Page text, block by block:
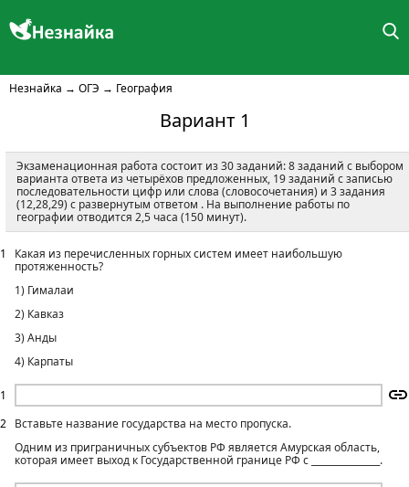
Незнайка → ОГЭ → География
Вариант 1
Экзаменационная работа состоит из 30 заданий: 8 заданий с выбором
варианта ответа из четырёхов предложенных, 19 заданий с записью
последовательности цифр или слова (словосочетания) и 3 задания
(12,28,29) с развернутым ответом . На выполнение работы по
географии отводится 2,5 часа (150 минут).
1
1
Какая из перечисленных горных систем имеет наибольшую
протяженность?
1) Гималаи
2) Кавказ
3) Анды
4) Карпаты
2
Вставьте название государства на место пропуска.
Одним из приграничных субъектов РФ является Амурская область,
которая имеет выход к Государственной границе РФ с _______________.